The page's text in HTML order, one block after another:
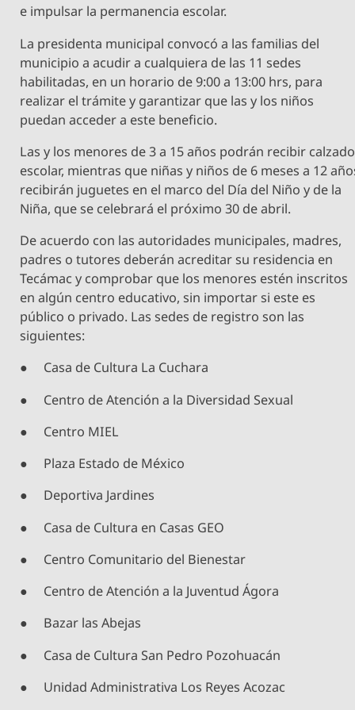
e impulsar la permanencia escolar.
La presidenta municipal convocó a las familias del
municipio a acudir a cualquiera de las 11 sedes
habilitadas, en un horario de 9:00 a 13:00 hrs, para
realizar el trámite y garantizar que las y los niños
puedan acceder a este beneficio.
Las y los menores de 3 a 15 años podrán recibir calzado
escolar, mientras que niñas y niños de 6 meses a 12
recibirán juguetes en el marco del Día del Niño y de la
Niña, que se celebrará el próximo 30 de abril.
De acuerdo con las autoridades municipales, madres,
padres o tutores deberán acreditar su residencia en
Tecámac y comprobar que los menores estén inscritos
en algún centro educativo, sin importar si este es
público o privado. Las sedes de registro son las
siguientes:
● Casa de Cultura La Cuchara
● Centro de Atención a la Diversidad Sexual
● Centro MIEL
● Plaza Estado de México
● Deportiva Jardines
● Casa de Cultura en Casas GEO
● Centro Comunitario del Bienestar
● Centro de Atención a la Juventud Ágora
● Bazar las Abejas
● Casa de Cultura San Pedro Pozohuacán
● Unidad Administrativa Los Reyes Acozac